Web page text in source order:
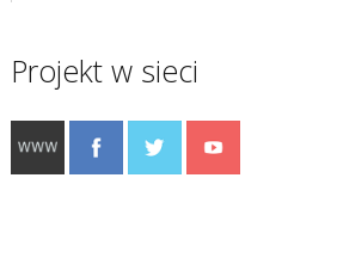
Projekt w sieci